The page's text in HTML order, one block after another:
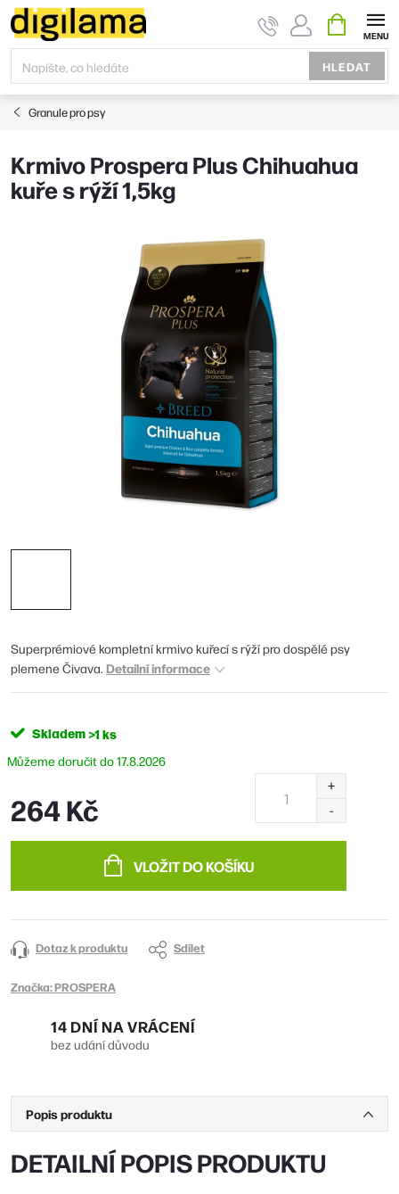
Přejít
na
obsah
HLEDAT
KOŠÍK
Granule pro psy
Krmivo Prospera Plus Chihuahua
kuře s rýží 1,5kg
Superprémiové kompletní krmivo kuřecí s rýží pro dospělé psy
plemene Čivava. Detailní informace
Skladem>1 ks
17.8.2026
264 Kč
VLOŽIT DO KOŠÍKU
Dotaz k produktu Sdílet
Značka:PROSPERA
14 DNÍ NA VRÁCENÍ
bez udání důvodu
Popis produktu
DETAILNÍ POPIS PRODUKTU